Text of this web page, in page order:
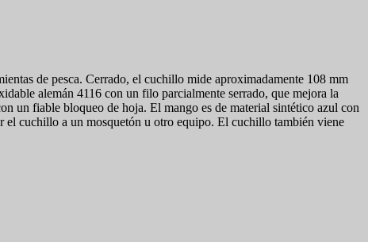
de pesca. Cerrado, el cuchillo mide aproximadamente 108 mm
alemán 4116 con un filo parcialmente serrado, que mejora la
un fiable bloqueo de hoja. El mango es de material sintético azul con
el cuchillo a un mosquetón u otro equipo. El cuchillo también viene